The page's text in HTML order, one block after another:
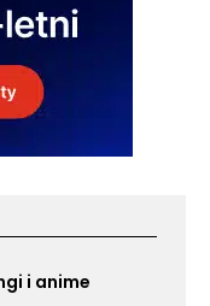
i anime